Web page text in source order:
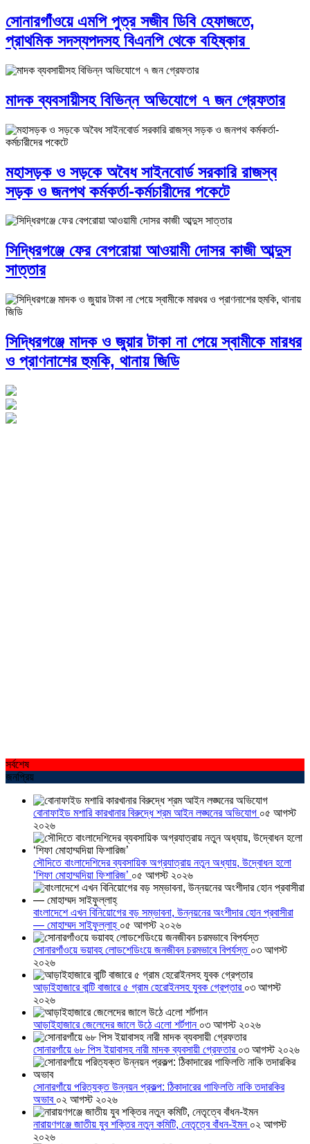
সোনারগাঁওয়ে এমপি পুত্র সজীব ডিবি হেফাজতে,
প্রাথমিক সদস্যপদসহ বিএনপি থেকে বহিষ্কার
মাদক ব্যবসায়ীসহ বিভিন্ন অভিযোগে ৭ জন গ্রেফতার
মহাসড়ক ও সড়কে অবৈধ সাইনবোর্ড সরকারি রাজস্ব
সড়ক ও জনপথ কর্মকর্তা-কর্মচারীদের পকেটে
সিদ্ধিরগঞ্জে ফের বেপরোয়া আওয়ামী দোসর কাজী আব্দুস
সাত্তার
সিদ্ধিরগঞ্জে মাদক ও জুয়ার টাকা না পেয়ে স্বামীকে মারধর
ও প্রাণনাশের হুমকি, থানায় জিডি
সর্বশেষ
জনপ্রিয়
বোনাফাইড মশারি কারখানার বিরুদ্ধে শ্রম আইন লঙ্ঘনের অভিযোগ ০৫ আগস্ট
২০২৬
সৌদিতে বাংলাদেশিদের ব্যবসায়িক অগ্রযাত্রায় নতুন অধ্যায়, উদ্বোধন হলো
‘শিফা মোহাম্মদিয়া ফিশারিজ’ ০৫ আগস্ট ২০২৬
বাংলাদেশে এখন বিনিয়োগের বড় সম্ভাবনা, উন্নয়নের অংশীদার হোন প্রবাসীরা
— মোহাম্মদ সাইফুল্লাহ্ ০৫ আগস্ট ২০২৬
সোনারগাঁওয়ে ভয়াবহ লোডশেডিংয়ে জনজীবন চরমভাবে বিপর্যস্ত ০৩ আগস্ট
২০২৬
আড়াইহাজারে বান্টি বাজারে ৫ গ্রাম হেরোইনসহ যুবক গ্রেপ্তার ০৩ আগস্ট
২০২৬
আড়াইহাজারে জেলেদের জালে উঠে এলো শর্টগান ০৩ আগস্ট ২০২৬
সোনারগাঁয়ে ৬৮ পিস ইয়াবাসহ নারী মাদক ব্যবসায়ী গ্রেফতার ০৩ আগস্ট ২০২৬
সোনারগাঁয়ে পরিত্যক্ত উন্নয়ন প্রকল্প: ঠিকাদারের গাফিলতি নাকি তদারকির
অভাব ০২ আগস্ট ২০২৬
নারায়ণগঞ্জে জাতীয় যুব শক্তির নতুন কমিটি, নেতৃত্বে বাঁধন-ইমন ০২ আগস্ট
২০২৬